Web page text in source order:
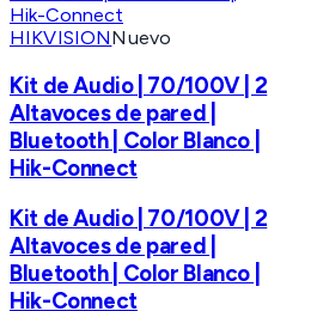
HIKVISIONNuevo
Kit de Audio | 70/100V | 2
Altavoces de pared |
Bluetooth | Color Blanco |
Hik-Connect
Kit de Audio | 70/100V | 2
Altavoces de pared |
Bluetooth | Color Blanco |
Hik-Connect